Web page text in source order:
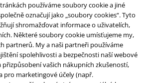
používáme soubory cookie a jiné
označují jako „soubory cookies“. Tyto
shromažďovat informace o uživatelích,
Některé soubory cookie umísťujeme my,
partnerů. My a naši partneři používáme
spolehlivosti a bezpečnosti naší webové
přizpůsobení vašich nákupních zkušeností,
pro marketingové účely (např.